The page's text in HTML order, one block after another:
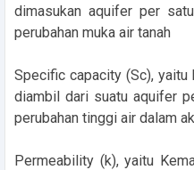
dimasukan aquifer per
perubahan muka air tanah
Specific capacity (Sc), yaitu
diambil dari suatu aquifer
perubahan tinggi air dalam
Permeability (k), yaitu